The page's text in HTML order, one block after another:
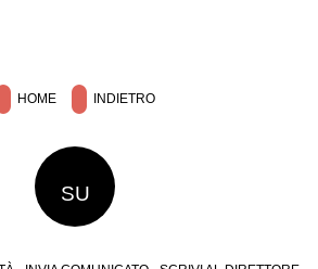
HOME INDIETRO
SU